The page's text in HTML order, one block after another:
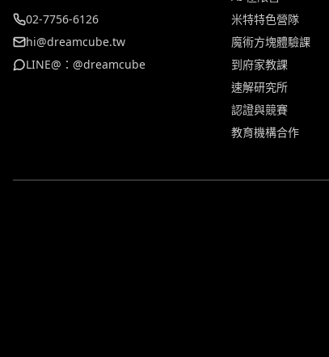
02-7756-6126
hi@dreamcube.tw
LINE@：@dreamcube
米特特色營隊
魔術方塊體驗課
到府家教課
速解研究所
認證與競賽
教育機構合作